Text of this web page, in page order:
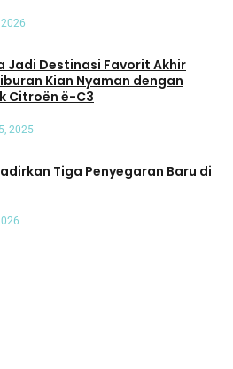
Jadi Destinasi Favorit Akhir
Kian Nyaman dengan
Citroën ë-C3
2025
Penyegaran Baru di